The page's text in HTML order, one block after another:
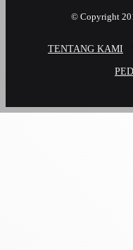
© Copyright
TENTANG KAMI